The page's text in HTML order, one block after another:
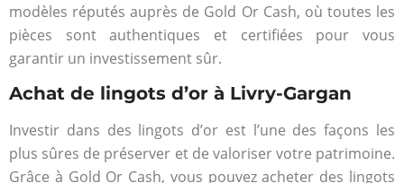
modèles réputés auprès de Gold Or Cash, où toutes les
pièces sont authentiques et certifiées pour vous
garantir un investissement sûr.
Achat de lingots d’or à Livry-Gargan
Investir dans des lingots d’or est l’une des façons les
plus sûres de préserver et de valoriser votre patrimoine.
Grâce à Gold Or Cash, vous pouvez acheter des lingots